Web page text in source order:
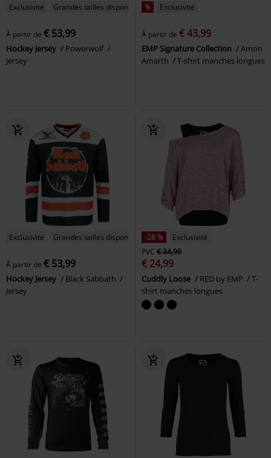
Exclusivité Grandes tailles disponibles
À partir de € 53,99
Hockey Jersey
Powerwolf
Jersey
% Exclusivité
À partir de € 43,99
EMP Signature Collection
Amon
Amarth
T-shirt manches longues
Exclusivité Grandes tailles disponibles
À partir de € 53,99
Hockey Jersey
Black Sabbath
Jersey
-28 %
Exclusivité
PVC € 34,99
€ 24,99
Cuddly Loose RED by EMP
T-
shirt manches longues